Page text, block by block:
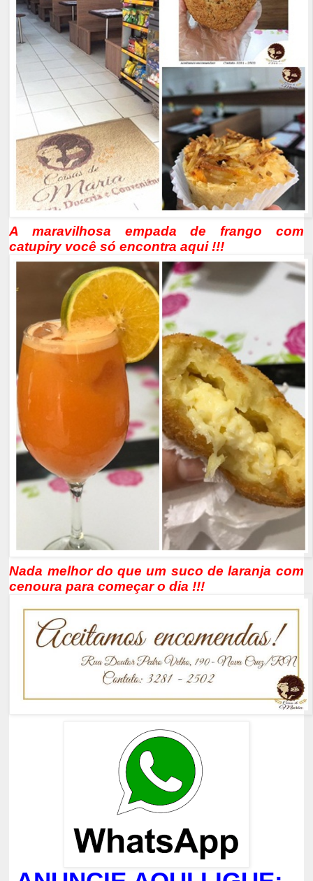
A maravilhosa empada de frango com
catupiry você só encontra aqui !!!
Nada melhor do que um suco de laranja com
cenoura para começar o dia !!!